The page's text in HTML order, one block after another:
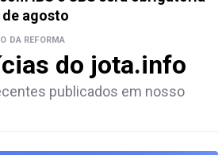
agosto
DA REFORMA
do jota.info
publicados em nosso